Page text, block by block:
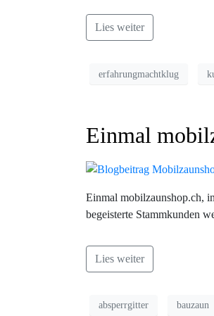
Lies weiter
erfahrungmachtklug
Einmal
Einmal mobilzaunshop.ch,
begeisterte Stammkunden
Lies weiter
absperrgitter bauzaun